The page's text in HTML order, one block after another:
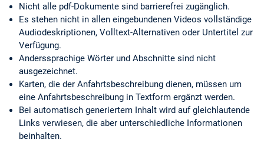
Nicht alle pdf-Dokumente sind barrierefrei zugänglich.
Es stehen nicht in allen eingebundenen Videos vollständige
Audiodeskriptionen, Volltext-Alternativen oder Untertitel zur
Verfügung.
Anderssprachige Wörter und Abschnitte sind nicht
ausgezeichnet.
Karten, die der Anfahrtsbeschreibung dienen, müssen um
eine Anfahrtsbeschreibung in Textform ergänzt werden.
Bei automatisch generiertem Inhalt wird auf gleichlautende
Links verwiesen, die aber unterschiedliche Informationen
beinhalten.